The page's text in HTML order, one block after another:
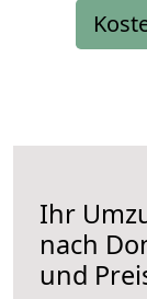
Ihr
nach
und